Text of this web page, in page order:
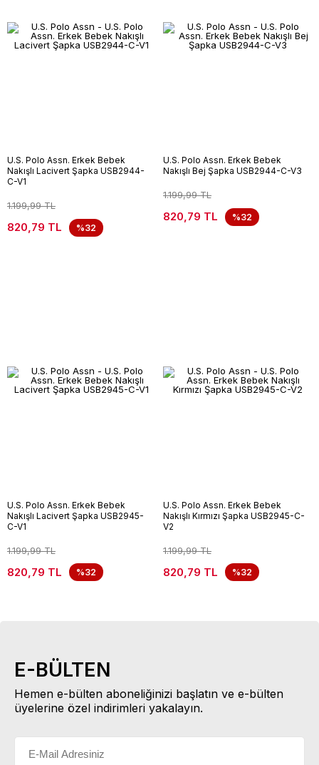
U.S. Polo Assn. Erkek Bebek
Nakışlı Lacivert Şapka USB2944-
C-V1
1.199,99 TL
820,79 TL %32
U.S. Polo Assn. Erkek Bebek
Nakışlı Bej Şapka USB2944-C-V3
1.199,99 TL
820,79 TL %32
U.S. Polo Assn. Erkek Bebek
Nakışlı Lacivert Şapka USB2945-
C-V1
1.199,99 TL
820,79 TL %32
U.S. Polo Assn. Erkek Bebek
Nakışlı Kırmızı Şapka USB2945-C-
V2
1.199,99 TL
820,79 TL %32
E-BÜLTEN
Hemen e-bülten aboneliğinizi başlatın ve e-bülten
üyelerine özel indirimleri yakalayın.